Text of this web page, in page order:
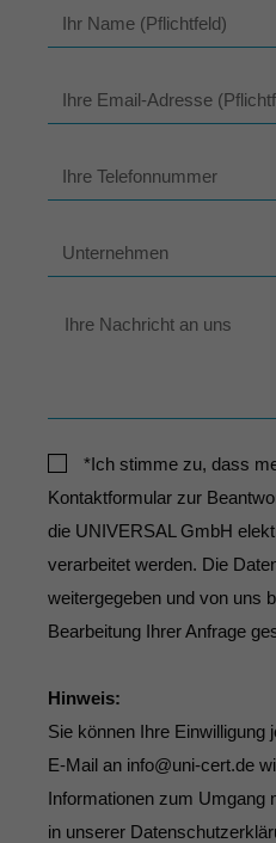
*Ich stimme zu, dass
Kontaktformular zur
die UNIVERSAL GmbH
verarbeitet werden. Die
weitergegeben und von uns
Bearbeitung Ihrer Anfrage
Hinweis:
Sie können Ihre Einwilligung
E-Mail an info@uni-cert.de
Informationen zum Umgang
in unserer